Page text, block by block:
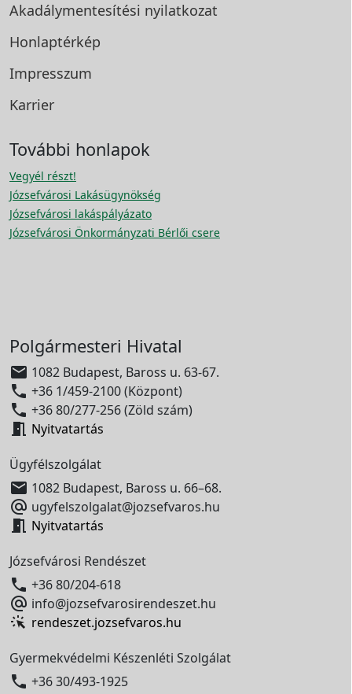
Akadálymentesítési nyilatkozat
Honlaptérkép
Impresszum
Karrier
További honlapok
Vegyél részt!
Józsefvárosi Lakásügynökség
Józsefvárosi lakáspályázato
Józsefvárosi Önkormányzati Bérlői csere
Polgármesteri Hivatal
 1082 Budapest, Baross u. 63-67.
 +36 1/459-2100 (Központ)
 +36 80/277-256 (Zöld szám)
 Nyitvatartás
Ügyfélszolgálat
 1082 Budapest, Baross u. 66–68.
 ugyfelszolgalat@jozsefvaros.hu
 Nyitvatartás
Józsefvárosi Rendészet
 +36 80/204-618
 info@jozsefvarosirendeszet.hu
rendeszet.jozsefvaros.hu
Gyermekvédelmi Készenléti Szolgálat
 +36 30/493-1925